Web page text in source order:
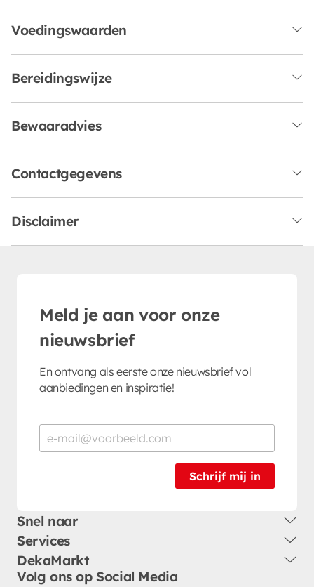
Voedingswaarden
Bereidingswijze
Bewaaradvies
Contactgegevens
Disclaimer
Meld je aan voor onze
nieuwsbrief
En ontvang als eerste onze nieuwsbrief vol
aanbiedingen en inspiratie!
Schrijf mij in
Snel naar
Services
DekaMarkt
Volg ons op Social Media